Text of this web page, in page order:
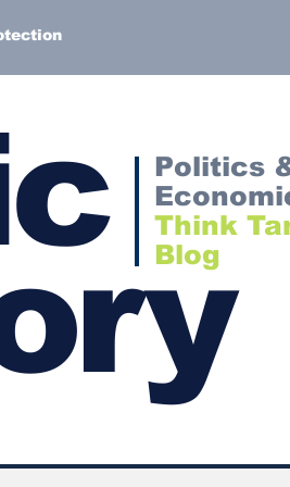
Politics
Think
Blog